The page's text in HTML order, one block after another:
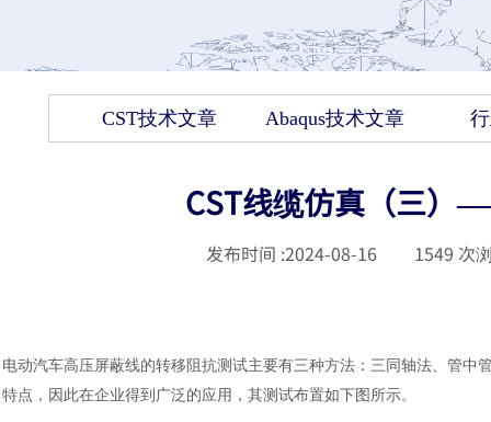
CST技术文章 Abaqus技术文章
CST线缆仿真（三）
发布时间 :2024-08-16 1549 次
电动汽车高压屏蔽线的转移阻抗测试主要有三种方法： 三同轴法、管中
特点，因此在企业得到广泛的应用，其测试布置如下图所示。